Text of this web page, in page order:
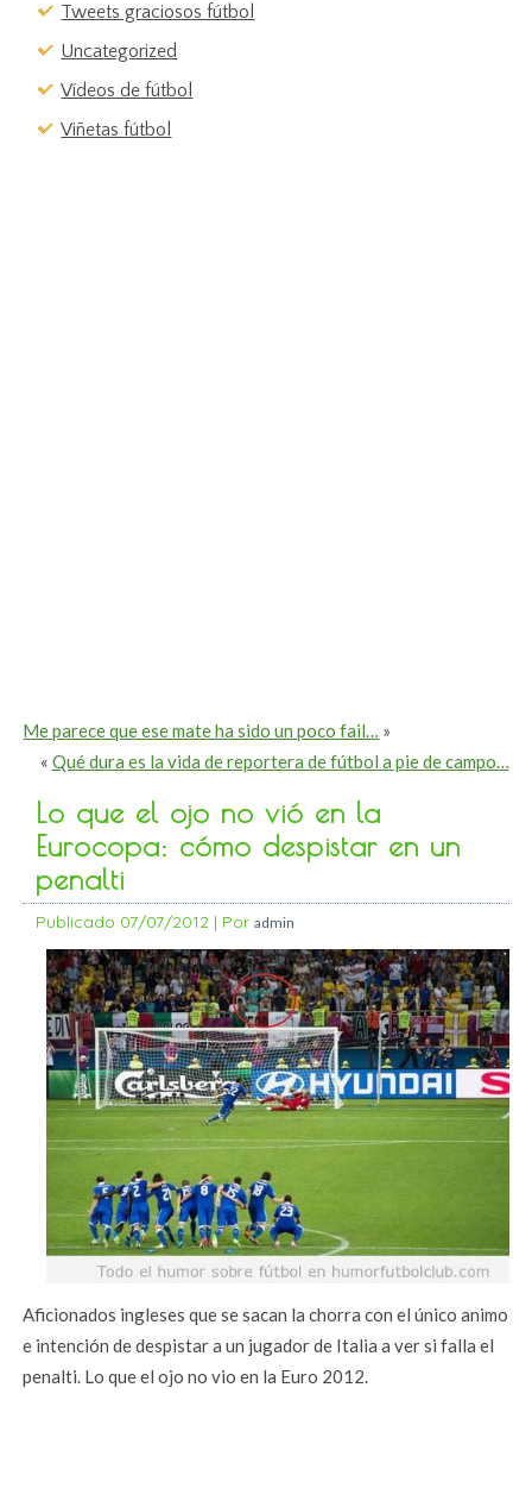
Tweets graciosos fútbol
Uncategorized
Vídeos de fútbol
Viñetas fútbol
Me parece que ese mate ha sido un poco fail… »
« Qué dura es la vida de reportera de fútbol a pie de campo…
Lo que el ojo no vió en la
Eurocopa: cómo despistar en un
penalti
Publicado 07/07/2012 | Por admin
Aficionados ingleses que se sacan la chorra con el único animo
e intención de despistar a un jugador de Italia a ver si falla el
penalti. Lo que el ojo no vio en la Euro 2012.